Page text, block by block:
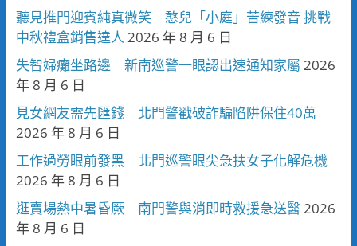
聽見推門迎賓純真微笑 憨兒「小庭」苦練發音 挑戰
中秋禮盒銷售達人 2026 年 8 月 6 日
失智婦癱坐路邊 新南巡警一眼認出速通知家屬 2026
年 8 月 6 日
見女網友需先匯錢 北門警戳破詐騙陷阱保住40萬
2026 年 8 月 6 日
工作過勞眼前發黑 北門巡警眼尖急扶女子化解危機
2026 年 8 月 6 日
逛賣場熱中暑昏厥 南門警與消即時救援急送醫2026
年 8 月 6 日